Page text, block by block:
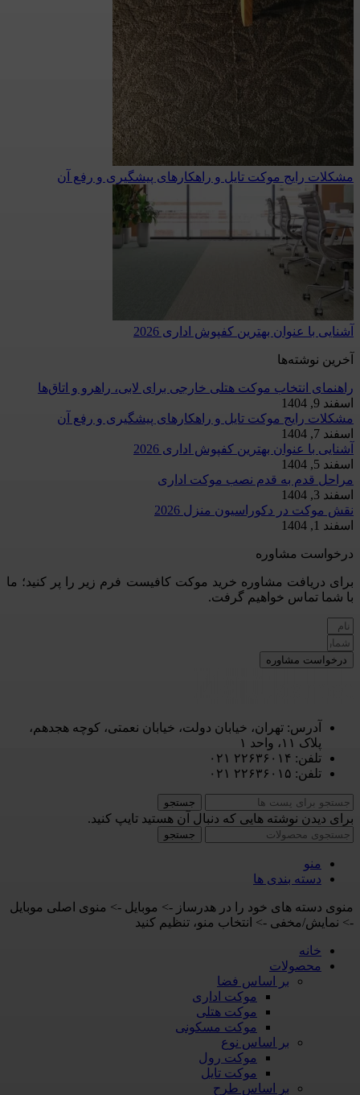
مشکلات رایج موکت تایل و راهکارهای پیشگیری و رفع آن
آشنایی با عنوان بهترین کفپوش اداری 2026
آخرین نوشته‌ها
راهنمای انتخاب موکت هتلی خارجی برای لابی، راهرو و اتاق‌ها
اسفند 9, 1404
مشکلات رایج موکت تایل و راهکارهای پیشگیری و رفع آن
اسفند 7, 1404
آشنایی با عنوان بهترین کفپوش اداری 2026
اسفند 5, 1404
مراحل قدم به قدم نصب موکت اداری
اسفند 3, 1404
نقش موکت در دکوراسیون منزل 2026
اسفند 1, 1404
درخواست مشاوره
برای دریافت مشاوره خرید موکت کافیست فرم زیر را پر کنید؛ ما
با شما تماس خواهیم گرفت.
درخواست مشاوره
آدرس: تهران، خیابان دولت، خیابان نعمتی، کوچه هجدهم،
پلاک ۱۱، واحد ۱
تلفن: ۲۲۶۳۶۰۱۴ ۰۲۱
تلفن: ۲۲۶۳۶۰۱۵ ۰۲۱
جستجو
برای دیدن نوشته هایی که دنبال آن هستید تایپ کنید.
جستجو
منو
دسته بندی ها
منوی دسته های خود را در هدرساز -> موبایل -> منوی اصلی موبایل
-> نمایش/مخفی -> انتخاب منو، تنظیم کنید
خانه
محصولات
بر اساس فضا
موکت اداری
موکت هتلی
موکت مسکونی
بر اساس نوع
موکت رول
موکت تایل
بر اساس طرح